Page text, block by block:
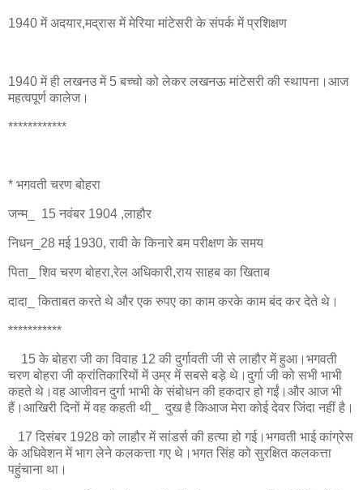
1940 में अदयार,मद्रास में मेरिया मांटेसरी के संपर्क में प्रशिक्षण
1940 में ही लखनउ में 5 बच्चो को लेकर लखनऊ मांटेसरी की स्थापना।आज
महत्वपूर्ण कालेज।
************
* भगवती चरण बोहरा
जन्म_ 15 नवंबर 1904 ,लाहौर
निधन_28 मई 1930, रावी के किनारे बम परीक्षण के समय
पिता_ शिव चरण बोहरा,रेल अधिकारी,राय साहब का खिताब
दादा_ किताबत करते थे और एक रुपए का काम करके काम बंद कर देते थे।
***********
15 के बोहरा जी का विवाह 12 की दुर्गावती जी से लाहौर में हुआ।भगवती
चरण बोहरा जी क्रांतिकारियों में उम्र में सबसे बड़े थे।दुर्गा जी को सभी भाभी
कहते थे।वह आजीवन दुर्गा भाभी के संबोधन की हकदार हो गईं।और आज भी
हैं।आखिरी दिनों में वह कहती थी_ दुख है किआज मेरा कोई देवर जिंदा नहीं है।
17 दिसंबर 1928 को लाहौर में सांडर्स की हत्या हो गई।भगवती भाई कांग्रेस
के अधिवेशन में भाग लेने कलकत्ता गए थे।भगत सिंह को सुरक्षित कलकत्ता
पहुंचाना था।